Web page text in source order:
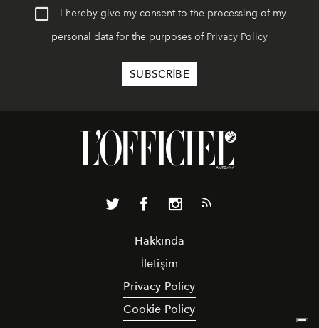
I hereby give my consent to the processing of my
personal data for the purposes of Privacy Policy
Hakkında
İletişim
Privacy Policy
Cookie Policy